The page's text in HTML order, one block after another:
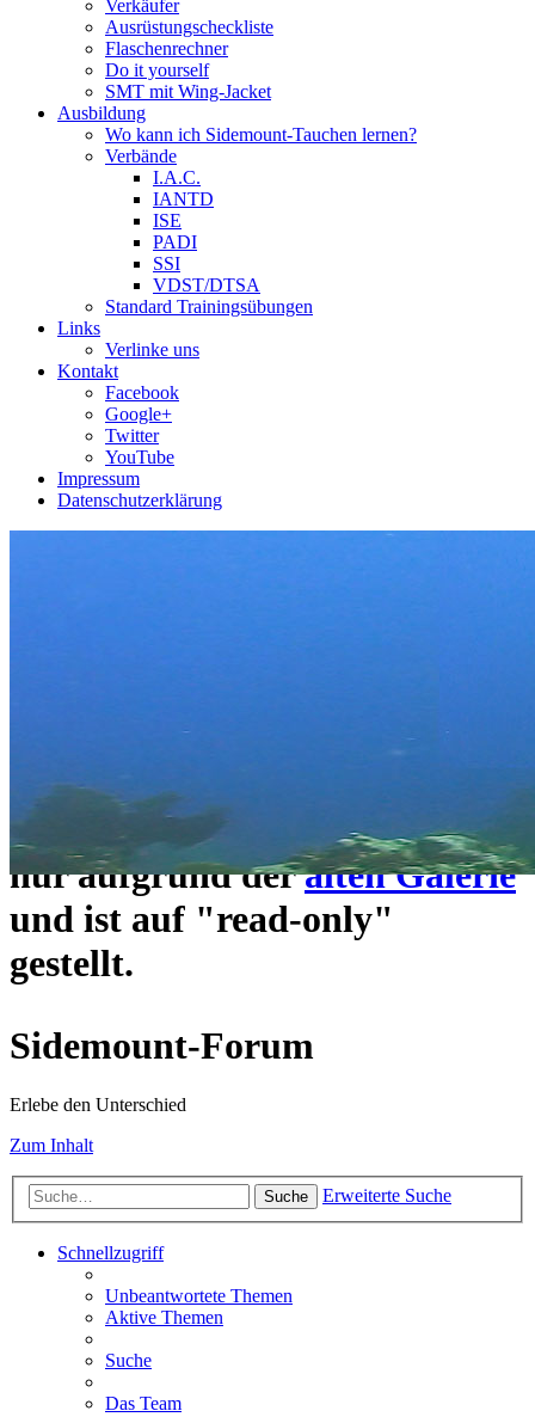
Verkäufer
Ausrüstungscheckliste
Flaschenrechner
Do it yourself
SMT mit Wing-Jacket
Ausbildung
Wo kann ich Sidemount-Tauchen lernen?
Verbände
I.A.C.
IANTD
ISE
PADI
SSI
VDST/DTSA
Standard Trainingsübungen
Links
Verlinke uns
Kontakt
Facebook
Google+
Twitter
YouTube
Impressum
Datenschutzerklärung
Das alte Forum hier existiert
nur aufgrund deralten Galerie
und ist auf "read-only"
gestellt.
Sidemount-Forum
Erlebe den Unterschied
Zum Inhalt
Suche Erweiterte Suche
Schnellzugriff
Unbeantwortete Themen
Aktive Themen
Suche
Das Team